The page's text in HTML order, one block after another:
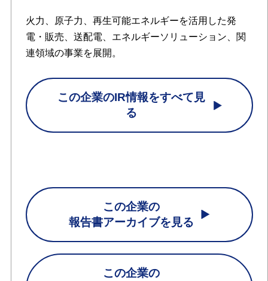
火力、原子力、再生可能エネルギーを活用した発
電・販売、送配電、エネルギーソリューション、関
連領域の事業を展開。
この企業のIR情報をすべて見
る
この企業の
報告書アーカイブを見る
この企業の